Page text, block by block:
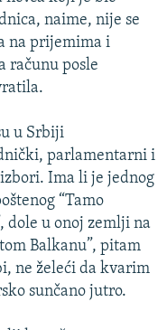
naime, nije se
na prijemima i
računu posle
u Srbiji
parlamentarni i
Ima li je jednog
“Tamo
dole u onoj zemlji na
Balkanu”, pitam
ne želeći da kvarim
sunčano jutro.